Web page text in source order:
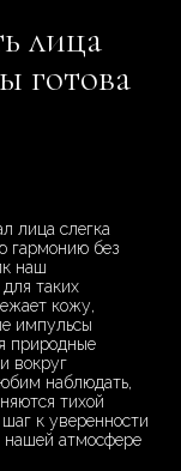
лица
готова
лица слегка
гармонию без
наш
таких
кожу,
импульсы
природные
вокруг
наблюдать,
тихой
к уверенности
нашей атмосфере